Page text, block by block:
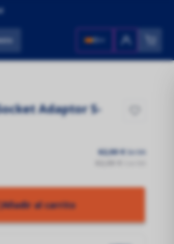
ES
Adaptor S-
62,00 € Sin IVA
Añadir al carrito